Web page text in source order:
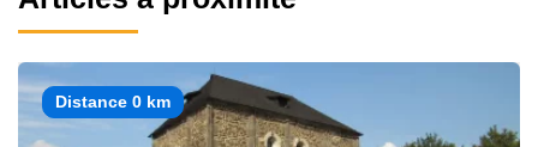
Distance 0 km